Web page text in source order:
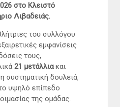
στο Κλειστό
Λιβαδειάς.
του συλλόγου
εμφανίσεις
τους,
21 μετάλλιακαι
συστηματική δουλειά,
υψηλό επίπεδο
της ομάδας.